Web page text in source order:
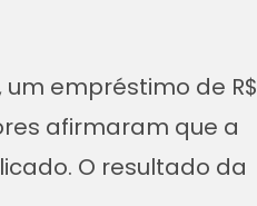
um empréstimo de R$
afirmaram que a
O resultado da